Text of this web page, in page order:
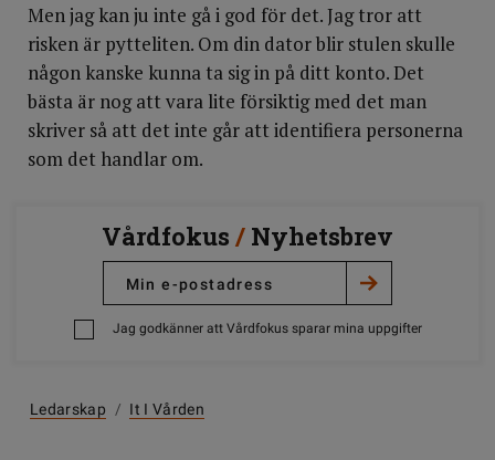
Men jag kan ju inte gå i god för det. Jag tror att
risken är pytteliten. Om din dator blir stulen skulle
någon kanske kunna ta sig in på ditt konto. Det
bästa är nog att vara lite försiktig med det man
skriver så att det inte går att identifiera personerna
som det handlar om.
Vårdfokus / Nyhetsbrev
Jag godkänner att Vårdfokus sparar mina uppgifter
Ledarskap / It I Vården